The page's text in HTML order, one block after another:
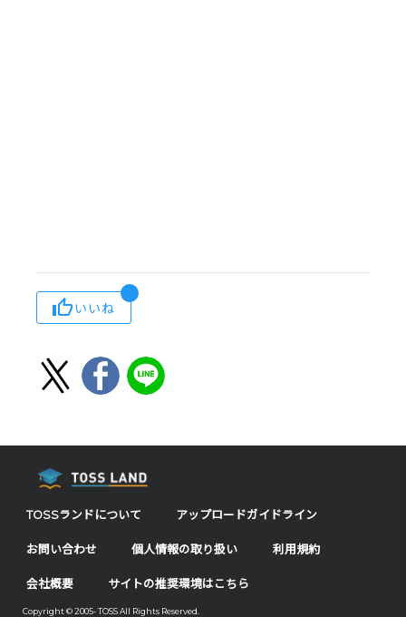
いいね
TOSSランドについて アップロードガイドライン
お問い合わせ 個人情報の取り扱い 利用規約
会社概要 サイトの推奨環境はこちら
Copyright © 2005- TOSS All Rights Reserved.